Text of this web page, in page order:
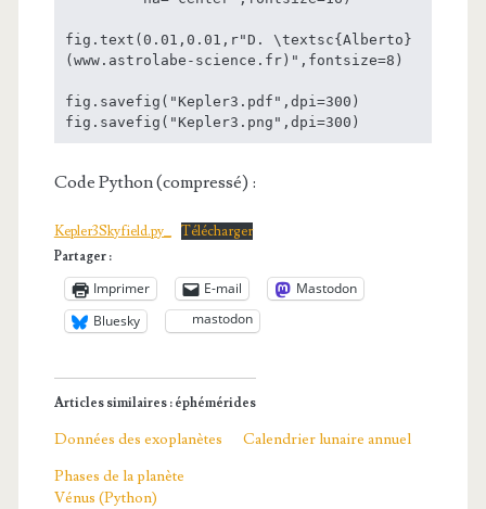
fig.text(0.01,0.01,r"D. \textsc{Alberto}
(www.astrolabe-science.fr)",fontsize=8)
fig.savefig("Kepler3.pdf",dpi=300)
Code Python (compressé) :
Kepler3Skyfield.py_ Télécharger
Partager :
Imprimer E-mail
Mastodon
Bluesky
mastodon
Articles similaires : éphémérides
Données des exoplanètes
Calendrier lunaire annuel
Phases de la planète
Vénus (Python)